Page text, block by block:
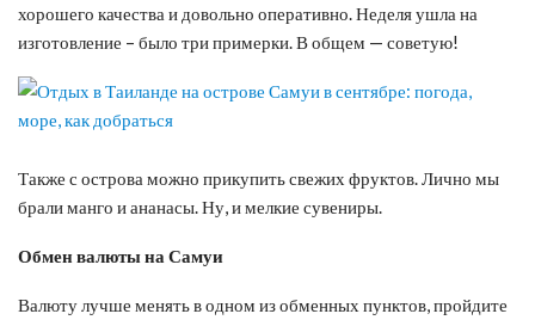
хорошего качества и довольно оперативно. Неделя ушла на
изготовление – было три примерки. В общем — советую!
Также с острова можно прикупить свежих фруктов. Лично мы
брали манго и ананасы. Ну, и мелкие сувениры.
Обмен валюты на Самуи
Валюту лучше менять в одном из обменных пунктов, пройдите